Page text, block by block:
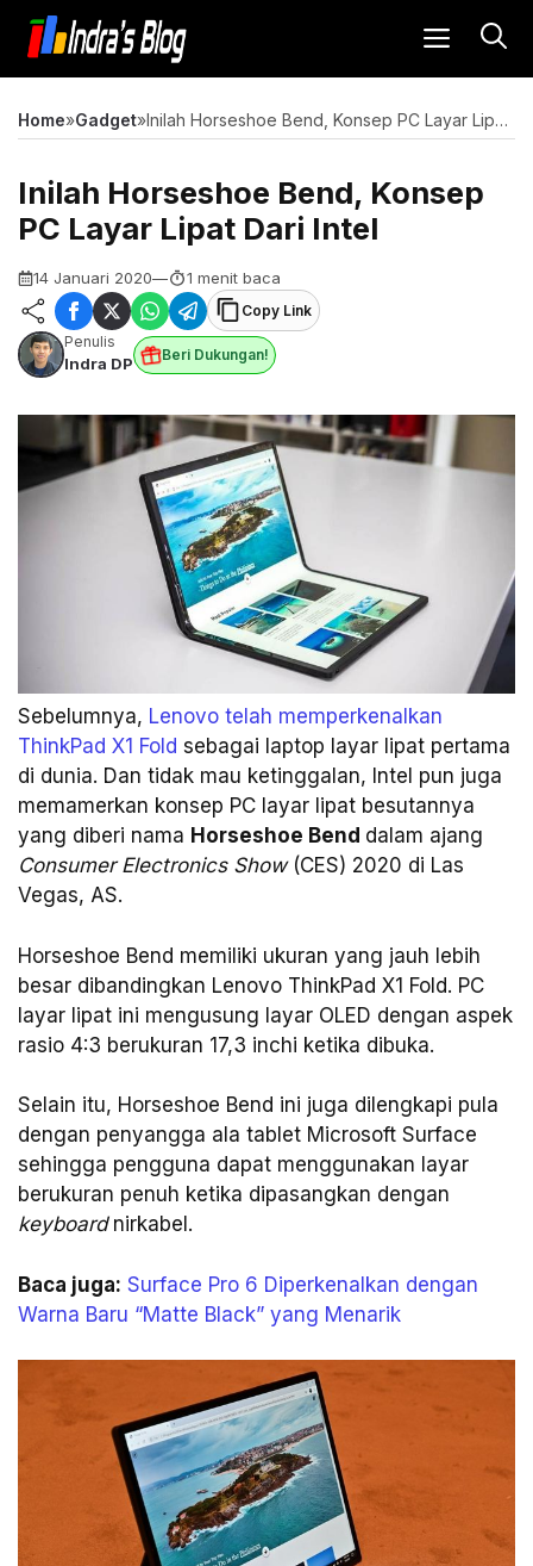
Langsung
isi
MENU
Home»Gadget» Inilah Horseshoe Bend, Konsep PC Layar Lipat Dari Intel
Inilah Horseshoe Bend, Konsep
PC Layar Lipat Dari Intel
14 Januari 2020— 1 menit baca
Copy Link
Penulis
Indra DP Beri Dukungan!
Sebelumnya, Lenovo telah memperkenalkan
ThinkPad X1 Fold sebagai laptop layar lipat pertama
di dunia. Dan tidak mau ketinggalan, Intel pun juga
memamerkan konsep PC layar lipat besutannya
yang diberi nama Horseshoe Bend dalam ajang
Consumer Electronics Show(CES) 2020 di Las
Vegas, AS.
Horseshoe Bend memiliki ukuran yang jauh lebih
besar dibandingkan Lenovo ThinkPad X1 Fold. PC
layar lipat ini mengusung layar OLED dengan aspek
rasio 4:3 berukuran 17,3 inchi ketika dibuka.
Selain itu, Horseshoe Bend ini juga dilengkapi pula
dengan penyangga ala tablet Microsoft Surface
sehingga pengguna dapat menggunakan layar
berukuran penuh ketika dipasangkan dengan
keyboard nirkabel.
Baca juga: Surface Pro 6 Diperkenalkan dengan
Warna Baru “Matte Black” yang Menarik